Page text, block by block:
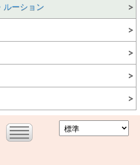
ルーション